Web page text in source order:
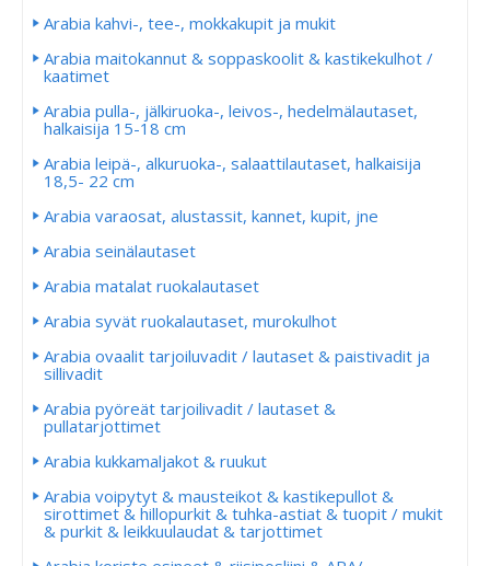
Arabia kahvi-, tee-, mokkakupit ja mukit
Arabia maitokannut & soppaskoolit & kastikekulhot /
kaatimet
Arabia pulla-, jälkiruoka-, leivos-, hedelmälautaset,
halkaisija 15-18 cm
Arabia leipä-, alkuruoka-, salaattilautaset, halkaisija
18,5- 22 cm
Arabia varaosat, alustassit, kannet, kupit, jne
Arabia seinälautaset
Arabia matalat ruokalautaset
Arabia syvät ruokalautaset, murokulhot
Arabia ovaalit tarjoiluvadit / lautaset & paistivadit ja
sillivadit
Arabia pyöreät tarjoilivadit / lautaset &
pullatarjottimet
Arabia kukkamaljakot & ruukut
Arabia voipytyt & mausteikot & kastikepullot &
sirottimet & hillopurkit & tuhka-astiat & tuopit / mukit
& purkit & leikkuulaudat & tarjottimet